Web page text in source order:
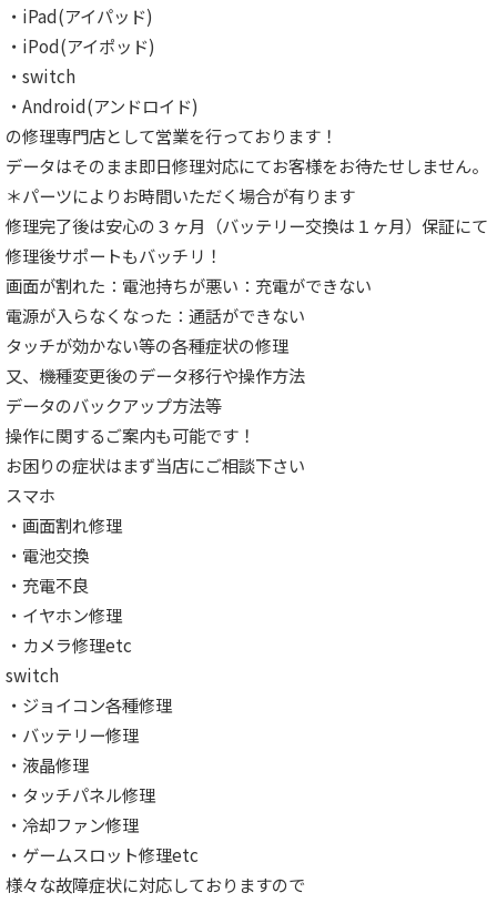
・iPad(アイパッド)
・iPod(アイポッド)
・switch
・Android(アンドロイド)
の修理専門店として営業を行っております！
データはそのまま即日修理対応にてお客様をお待たせしません。
＊パーツによりお時間いただく場合が有ります
修理完了後は安心の３ヶ月（バッテリー交換は１ヶ月）保証にて
修理後サポートもバッチリ！
画面が割れた：電池持ちが悪い：充電ができない
電源が入らなくなった：通話ができない
タッチが効かない等の各種症状の修理
又、機種変更後のデータ移行や操作方法
データのバックアップ方法等
操作に関するご案内も可能です！
お困りの症状はまず当店にご相談下さい
スマホ
・画面割れ修理
・電池交換
・充電不良
・イヤホン修理
・カメラ修理etc
switch
・ジョイコン各種修理
・バッテリー修理
・液晶修理
・タッチパネル修理
・冷却ファン修理
・ゲームスロット修理etc
様々な故障症状に対応しておりますので